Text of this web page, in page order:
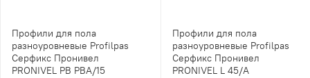
Профили для пола
разноуровневые Profilpas
Серфикс Пронивел
PRONIVEL PB PBA/15
Профили для пола
разноуровневые Profilpas
Серфикс Пронивел
PRONIVEL L 45/A